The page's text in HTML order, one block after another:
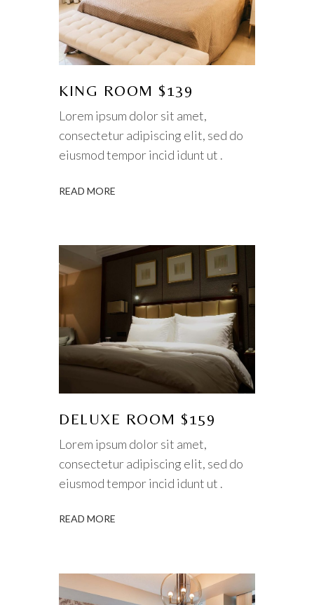
KING ROOM $139
Lorem ipsum dolor sit amet,
consectetur adipiscing elit, sed do
eiusmod tempor incid idunt ut .
READ MORE
DELUXE ROOM $159
Lorem ipsum dolor sit amet,
consectetur adipiscing elit, sed do
eiusmod tempor incid idunt ut .
READ MORE